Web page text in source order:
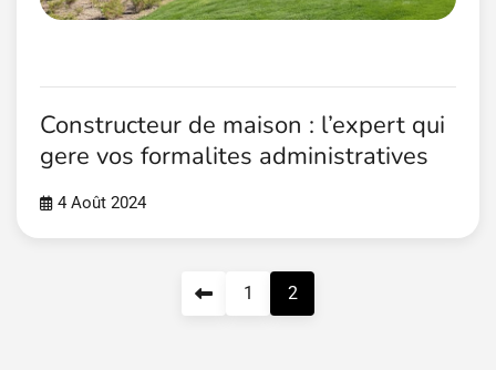
Constructeur de maison : l’expert qui
gere vos formalites administratives
4 Août 2024
1 2